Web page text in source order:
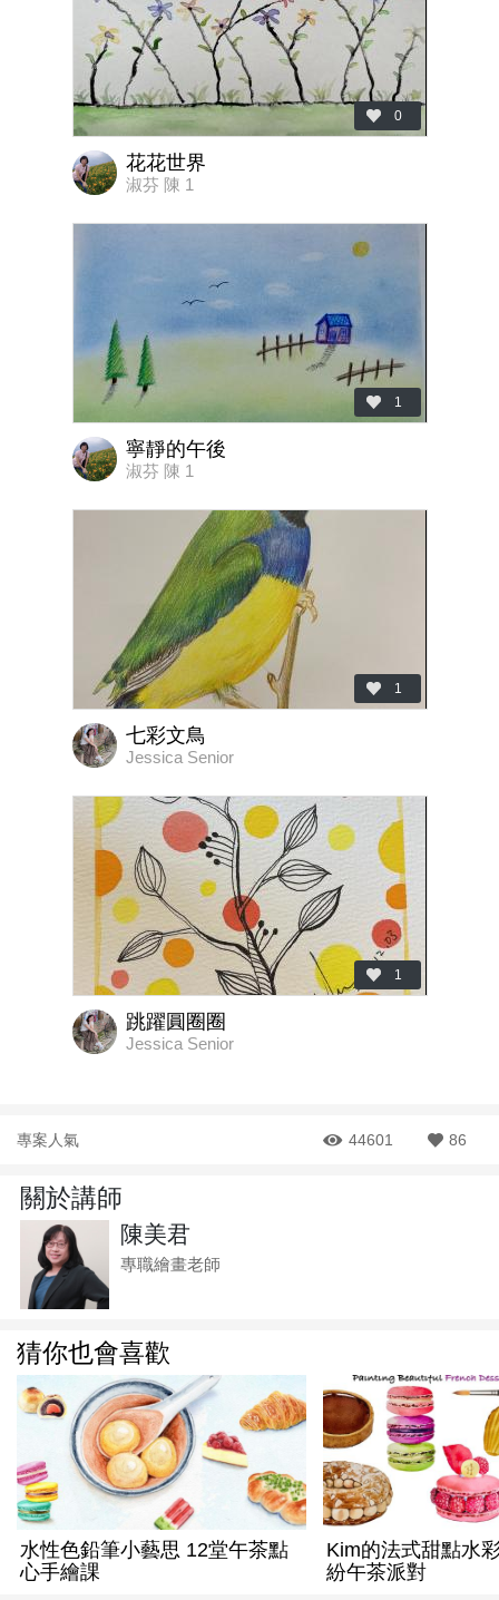
0
花花世界
淑芬 陳 1
1
寧靜的午後
淑芬 陳 1
1
七彩文鳥
Jessica Senior
1
跳躍圓圈圈
Jessica Senior
專案人氣 44601 86
關於講師
陳美君
專職繪畫老師
猜你也會喜歡
水性色鉛筆小藝思 12堂午茶點
心手繪課
Kim的法式甜點水
紛午茶派對